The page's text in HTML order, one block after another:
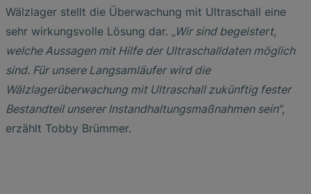
Wälzlager stellt die Überwachung mit Ultraschall eine
sehr wirkungsvolle Lösung dar. „Wir sind begeistert,
welche Aussagen mit Hilfe der Ultraschalldaten möglich
sind. Für unsere Langsamläufer wird die
Wälzlagerüberwachung mit Ultraschall zukünftig fester
Bestandteil unserer Instandhaltungsmaßnahmen sein“,
erzählt Tobby Brümmer.